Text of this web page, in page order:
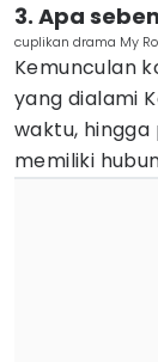
3. Apa
cuplikan drama My
Kemunculan
yang dialami
waktu,
memiliki